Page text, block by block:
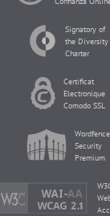
Signatory of
the Diversity
Charter
Certificat
Electronique
Comodo SSL
Wordfence
Security
Premium